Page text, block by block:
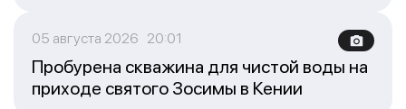
05 августа 2026 20:01
Пробурена скважина для чистой воды на
приходе святого Зосимы в Кении